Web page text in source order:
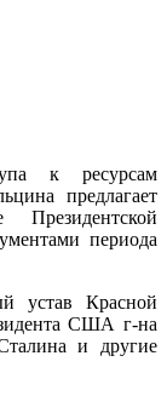
к ресурсам
предлагает
периода
устав Красной
США г-на
и другие